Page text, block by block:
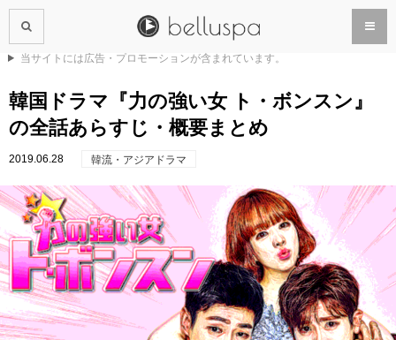
当サイトには広告・プロモーションが含まれています。
韓国ドラマ『力の強い女 ト・ボンスン』
の全話あらすじ・概要まとめ
2019.06.28 韓流・アジアドラマ